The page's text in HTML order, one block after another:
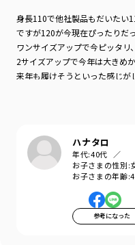
身長110で他社製品もだいたい
ですが120が今現在ぴったりだ
ワンサイズアップで今ピッタリ、
2サイズアップで今年は大きめか
来年も履けそうといった感じが
ハナタロ
年代:40代
お子さまの性別:
お子さまの年齢:
参考になった